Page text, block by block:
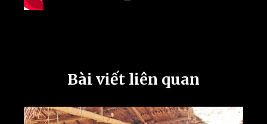
Bài viết liên quan